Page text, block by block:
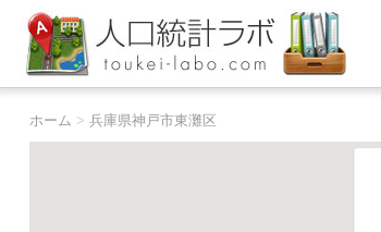
ホーム > 兵庫県神戸市東灘区